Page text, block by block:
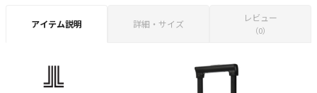
アイテム説明 詳細・サイズ
レビュー
（0）